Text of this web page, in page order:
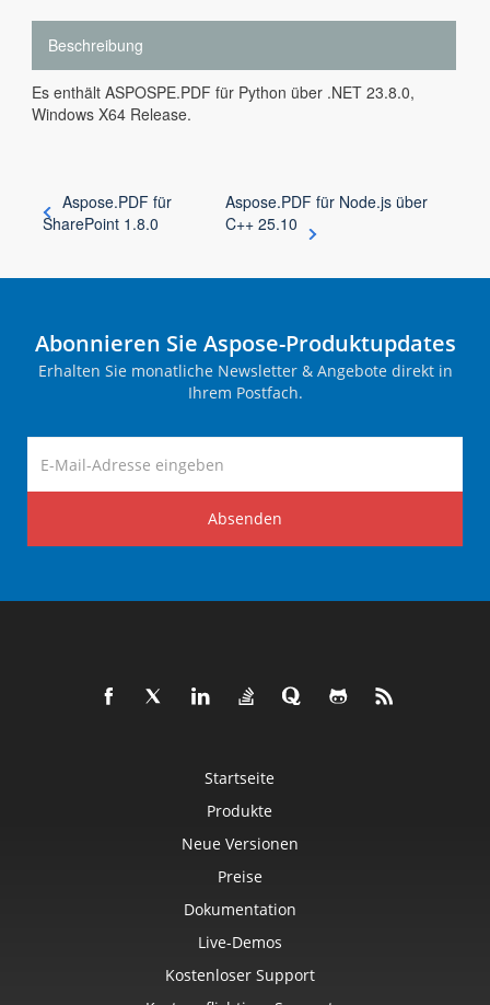
Beschreibung
Es enthält ASPOSPE.PDF für Python über .NET 23.8.0,
Windows X64 Release.
Aspose.PDF für
SharePoint 1.8.0
Aspose.PDF für Node.js über
C++ 25.10
Abonnieren Sie Aspose-Produktupdates
Erhalten Sie monatliche Newsletter & Angebote direkt in
Ihrem Postfach.
Absenden
Startseite
Produkte
Neue Versionen
Preise
Dokumentation
Live-Demos
Kostenloser Support